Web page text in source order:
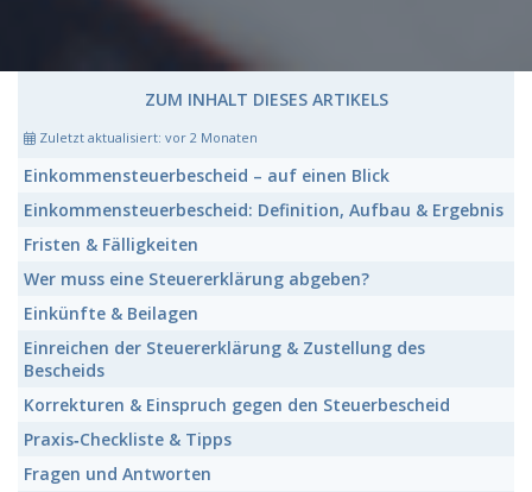
ZUM INHALT DIESES ARTIKELS
Zuletzt aktualisiert: vor 2 Monaten
Einkommensteuerbescheid – auf einen Blick
Einkommensteuerbescheid: Definition, Aufbau & Ergebnis
Fristen & Fälligkeiten
Wer muss eine Steuererklärung abgeben?
Einkünfte & Beilagen
Einreichen der Steuererklärung & Zustellung des
Bescheids
Korrekturen & Einspruch gegen den Steuerbescheid
Praxis‑Checkliste & Tipps
Fragen und Antworten